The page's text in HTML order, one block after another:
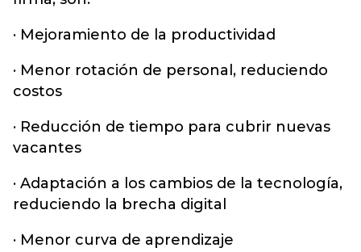
· Mejoramiento de la productividad
· Menor rotación de personal, reduciendo
costos
· Reducción de tiempo para cubrir nuevas
vacantes
· Adaptación a los cambios de la tecnología,
reduciendo la brecha digital
· Menor curva de aprendizaje